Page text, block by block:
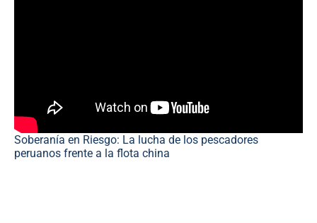
Soberanía en Riesgo: La lucha de los pescadores
peruanos frente a la flota china